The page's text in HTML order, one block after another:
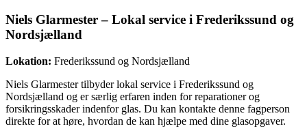
Niels Glarmester – Lokal service i Frederikssund og
Nordsjælland
Lokation: Frederikssund og Nordsjælland
Niels Glarmester tilbyder lokal service i Frederikssund og
Nordsjælland og er særlig erfaren inden for reparationer og
forsikringsskader indenfor glas. Du kan kontakte denne fagperson
direkte for at høre, hvordan de kan hjælpe med dine glasopgaver.